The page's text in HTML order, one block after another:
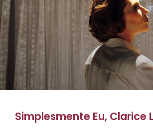
Simplesmente Eu, Clarice